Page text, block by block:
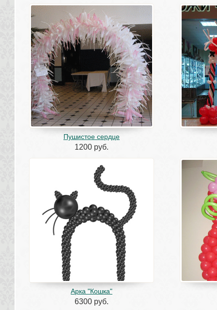
Пушистое сердце
1200 руб.
Арка "Кошка"
6300 руб.